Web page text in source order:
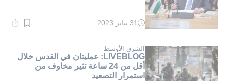
وقت
دقيقة.
31 يناير 2023
الشرق الأوسط
LIVEBLOG: عمليتان في القدس خلال
أقل من 24 ساعة تثير مخاوف من
استمرار التصعيد